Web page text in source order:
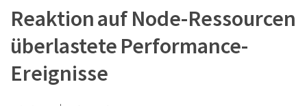
Reaktion auf Node-Ressourcen
überlastete Performance-
Ereignisse